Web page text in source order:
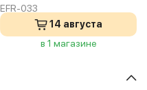
EFR-033
14 августа
в 1 магазине